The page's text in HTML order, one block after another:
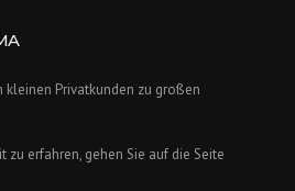
kleinen Privatkunden zu großen
zu erfahren, gehen Sie auf die Seite